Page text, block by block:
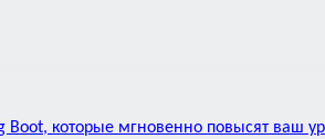
Boot, которые мгновенно повысят ваш